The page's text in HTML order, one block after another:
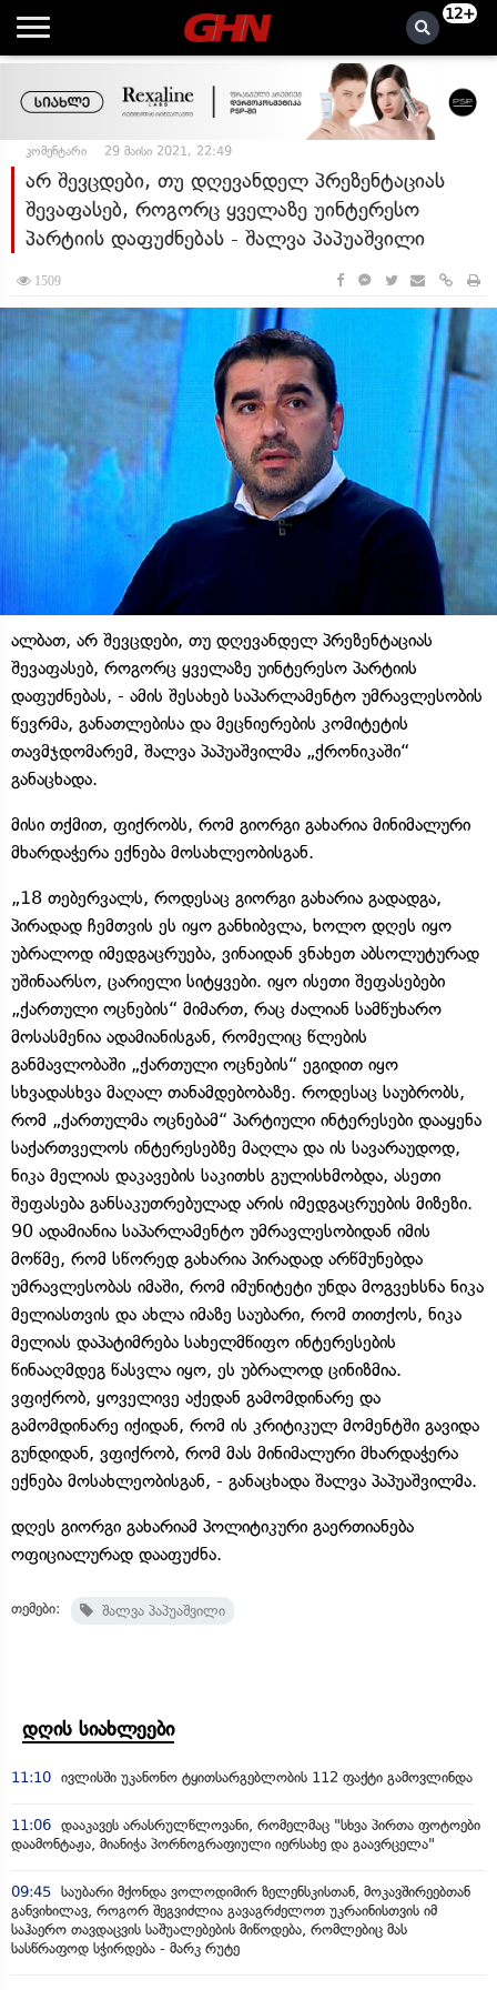
12+
კომენტარი 29 მაისი 2021, 22:49
არ შევცდები, თუ დღევანდელ პრეზენტაციას
შევაფასებ, როგორც ყველაზე უინტერესო
პარტიის დაფუძნებას - შალვა პაპუაშვილი
1509
ალბათ, არ შევცდები, თუ დღევანდელ პრეზენტაციას
შევაფასებ, როგორც ყველაზე უინტერესო პარტიის
დაფუძნებას, - ამის შესახებ საპარლამენტო უმრავლესობის
წევრმა, განათლებისა და მეცნიერების კომიტეტის
თავმჯდომარემ, შალვა პაპუაშვილმა „ქრონიკაში“
განაცხადა.
მისი თქმით, ფიქრობს, რომ გიორგი გახარია მინიმალური
მხარდაჭერა ექნება მოსახლეობისგან.
„18 თებერვალს, როდესაც გიორგი გახარია გადადგა,
პირადად ჩემთვის ეს იყო განხიბვლა, ხოლო დღეს იყო
უბრალოდ იმედგაცრუება, ვინაიდან ვნახეთ აბსოლუტურად
უშინაარსო, ცარიელი სიტყვები. იყო ისეთი შეფასებები
„ქართული ოცნების“ მიმართ, რაც ძალიან სამწუხარო
მოსასმენია ადამიანისგან, რომელიც წლების
განმავლობაში „ქართული ოცნების“ ეგიდით იყო
სხვადასხვა მაღალ თანამდებობაზე. როდესაც საუბრობს,
რომ „ქართულმა ოცნებამ“ პარტიული ინტერესები დააყენა
საქართველოს ინტერესებზე მაღლა და ის სავარაუდოდ,
ნიკა მელიას დაკავების საკითხს გულისხმობდა, ასეთი
შეფასება განსაკუთრებულად არის იმედგაცრუების მიზეზი.
90 ადამიანია საპარლამენტო უმრავლესობიდან იმის
მოწმე, რომ სწორედ გახარია პირადად არწმუნებდა
უმრავლესობას იმაში, რომ იმუნიტეტი უნდა მოგვეხსნა ნიკა
მელიასთვის და ახლა იმაზე საუბარი, რომ თითქოს, ნიკა
მელიას დაპატიმრება სახელმწიფო ინტერესების
წინააღმდეგ წასვლა იყო, ეს უბრალოდ ცინიზმია.
ვფიქრობ, ყოველივე აქედან გამომდინარე და
გამომდინარე იქიდან, რომ ის კრიტიკულ მომენტში გავიდა
გუნდიდან, ვფიქრობ, რომ მას მინიმალური მხარდაჭერა
ექნება მოსახლეობისგან, - განაცხადა შალვა პაპუაშვილმა.
დღეს გიორგი გახარიამ პოლიტიკური გაერთიანება
ოფიციალურად დააფუძნა.
თემები: შალვა პაპუაშვილი
დღის სიახლეები
11:10 ივლისში უკანონო ტყითსარგებლობის 112 ფაქტი გამოვლინდა
11:06 დააკავეს არასრულწლოვანი, რომელმაც "სხვა პირთა ფოტოები
დაამონტაჟა, მიანიჭა პორნოგრაფიული იერსახე და გაავრცელა"
09:45 საუბარი მქონდა ვოლოდიმირ ზელენსკისთან, მოკავშირეებთან
განვიხილავ, როგორ შეგვიძლია გავაგრძელოთ უკრაინისთვის იმ
საჰაერო თავდაცვის საშუალებების მიწოდება, რომლებიც მას
სასწრაფოდ სჭირდება - მარკ რუტე